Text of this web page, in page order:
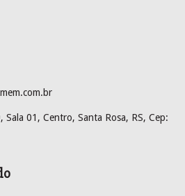
Sala 01, Centro, Santa Rosa, RS, Cep: